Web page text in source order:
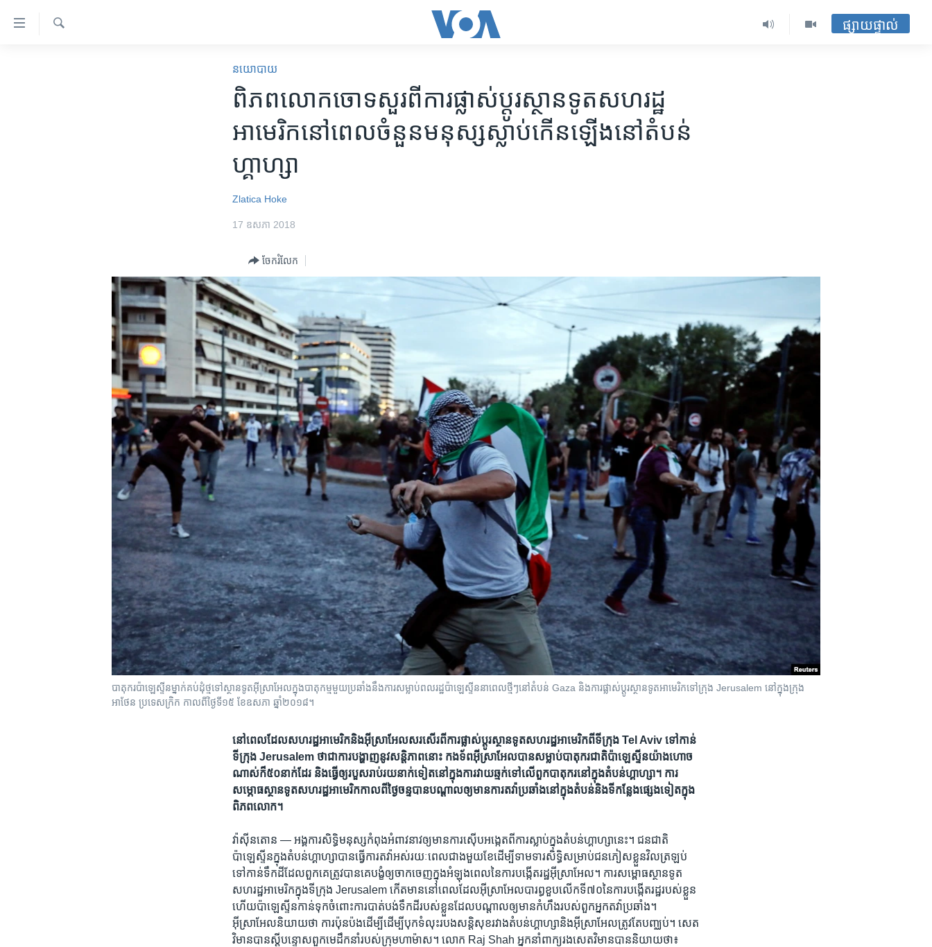
ទៅ​
ផ្សាយផ្ទាល់
នយោបាយ
ពិភព​លោក​ចោទ​សួរ​ពី​ការ​ផ្លាស់ប្តូរ​ស្ថាន​ទូត​សហរដ្ឋ​
អាមេរិក​នៅ​ពេល​ចំនួន​មនុស្ស​ស្លាប់​កើន​ឡើង​នៅ​តំបន់​
ហ្គាហ្សា
Zlatica Hoke
17 ឧសភា 2018
ចែករំលែក
បាតុករ​ប៉ាឡេស្ទីន​ម្នាក់​គប់​ដុំ​ថ្ម​ទៅ​ស្ថានទូត​អ៊ីស្រាអែល​ក្នុង​បាតុកម្ម​មួយ​ប្រឆាំង​នឹង​ការ​សម្លាប់​ពលរដ្ឋ​ប៉ាឡេស្ទីន​នា​ពេល​ថ្មីៗ​នៅ​តំបន់ Gaza និង​ការ​ផ្លាស់ប្តូរ​ស្ថានទូត​អាមេរិក​ទៅ​ក្រុង Jerusalem នៅ​ក្នុង​ក្រុង​
អាថែន ប្រទេស​ក្រិក កាលពី​ថ្ងៃទី១៥​ ខែឧសភា ឆ្នាំ២០១៨។
នៅពេល​ដែល​សហរដ្ឋ​អាមេរិក​និង​អ៊ីស្រាអែល​សរសើរ​ពី​ការ​ផ្លាស់ប្តូរ​ស្ថាន​ទូត​សហរដ្ឋ​អាមេរិក​ពី​ទីក្រុង Tel Aviv ​ទៅកាន់​
ទីក្រុង Jerusalem ​ថា​​ជា​ការ​បង្ហាញ​នូវ​សន្តិភាព​​នោះ ​កងទ័ព​អ៊ីស្រាអែល​បាន​សម្លាប់​បាតុករ​​ជាតិ​ប៉ាឡេស្ទីន​យ៉ាង​ហោច​
ណាស់​ក៏​៥០​នាក់​ដែរ ​និង​ធ្វើ​ឲ្យ​របួស​រាប់​រយ​នាក់​ទៀត​នៅ​ក្នុង​ការ​វាយ​ឆ្មក់​ទៅលើ​ពួក​បាតុករ​នៅ​ក្នុង​តំបន់​ហ្គាហ្សា។ ការ​
សម្ភោធ​ស្ថាន​ទូត​សហរដ្ឋ​អាមេរិក​កាល​ពី​ថ្ងៃ​ចន្ទ​បាន​បណ្តាល​ឲ្យ​មានការ​តវ៉ា​ប្រឆាំង​នៅ​ក្នុង​តំបន់​និង​ទីកន្លែង​ផ្សេង​ទៀត​​ក្នុង​
ពិភពលោក។
វ៉ាស៊ីនតោន —អង្គការ​សិទ្ធិ​មនុស្សកំពុង​អំពាវនាវ​ឲ្យ​មាន​ការ​ស៊ើបអង្កេត​ពីការ​ស្លាប់​ក្នុង​តំបន់​ហ្គាហ្សា​នេះ។ ជន​ជាតិ​
ប៉ាឡេស្ទីន​ក្នុង​តំបន់​ហ្គាហ្សា​បាន​ធ្វើ​ការ​តវ៉ា​អស់​រយៈ​ពេល​ជាង​មួយ​ខែ​ដើម្បី​ទាមទារ​សិទ្ធិ​សម្រាប់​ជន​ភៀស​ខ្លួន​វិលត្រឡប់​
ទៅកាន់​ទឹក​ដី​ដែល​ពួកគេ​ត្រូវ​បាន​គេ​បង្ខំ​ឲ្យ​ចាក​ចេញ​ក្នុង​អំឡុងពេល​នៃ​ការ​បង្កើត​រដ្ឋ​អ៊ីស្រាអែល។ ការ​សម្ពោធ​ស្ថាន​ទូត​
សហរដ្ឋ​អាមេរិក​ក្នុង​ទីក្រុង Jerusalem កើត​មាន​នៅ​ពេល​ដែល​អ៊ីស្រា​អែល​បារព្ធខួប​លើកទី៧០​នៃ​ការ​បង្កើត​រដ្ឋ​របស់​ខ្លួន ​
ហើយ​ប៉ាឡេស្ទីនកាន់​ទុក​ចំពោះ​ការ​បាត់​បង់​ទឹកដី​របស់​ខ្លួន​ដែល​បណ្តាល​ឲ្យ​មាន​កំហឹង​របស់​ពួក​អ្នក​តវ៉ា​ប្រឆាំង។ ​
អ៊ីស្រាអែល​និយាយថា ​ការ​ប៉ុនប៉ង​ដើម្បី​ដើម្បី​បុក​ទំលុះ​របង​សន្តិសុខ​រវាង​តំបន់​ហ្គាហ្សា​និង​អ៊ីស្រាអែល​ត្រូវ​តែ​បញ្ឈប់។ សេត
វិមាន​បាន​ស្តី​បន្ទោស​ពួកមេដឹកនាំ​របស់​ក្រុម​ហាម៉ាស។ ​លោក Raj Shah ​អ្នកនាំ​ពាក្យ​រង​សេតវិមានបាន​និយាយថា៖